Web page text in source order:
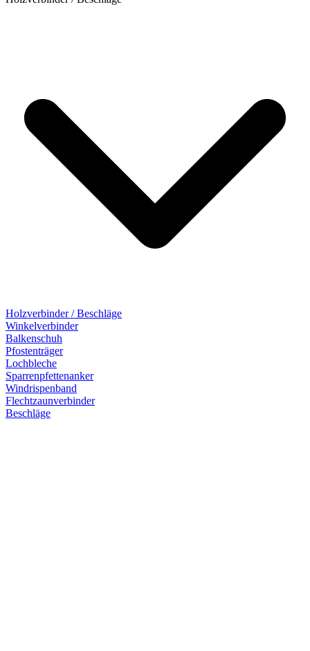
Holzverbinder / Beschläge
Winkelverbinder
Balkenschuh
Pfostenträger
Lochbleche
Sparrenpfettenanker
Windrispenband
Flechtzaunverbinder
Beschläge